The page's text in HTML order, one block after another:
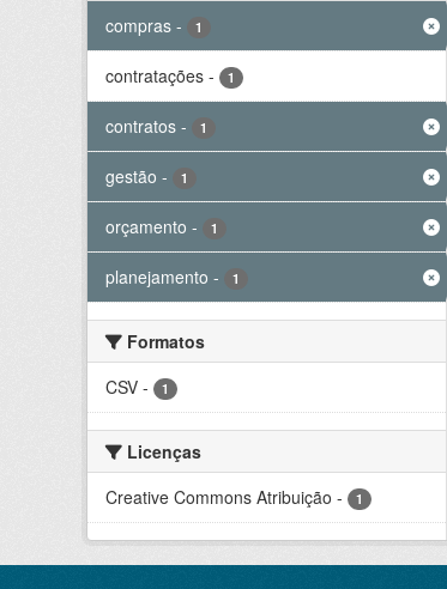
compras - 1
contratações - 1
contratos - 1
gestão - 1
orçamento - 1
planejamento - 1
Formatos
CSV - 1
Licenças
Creative Commons Atribuição - 1